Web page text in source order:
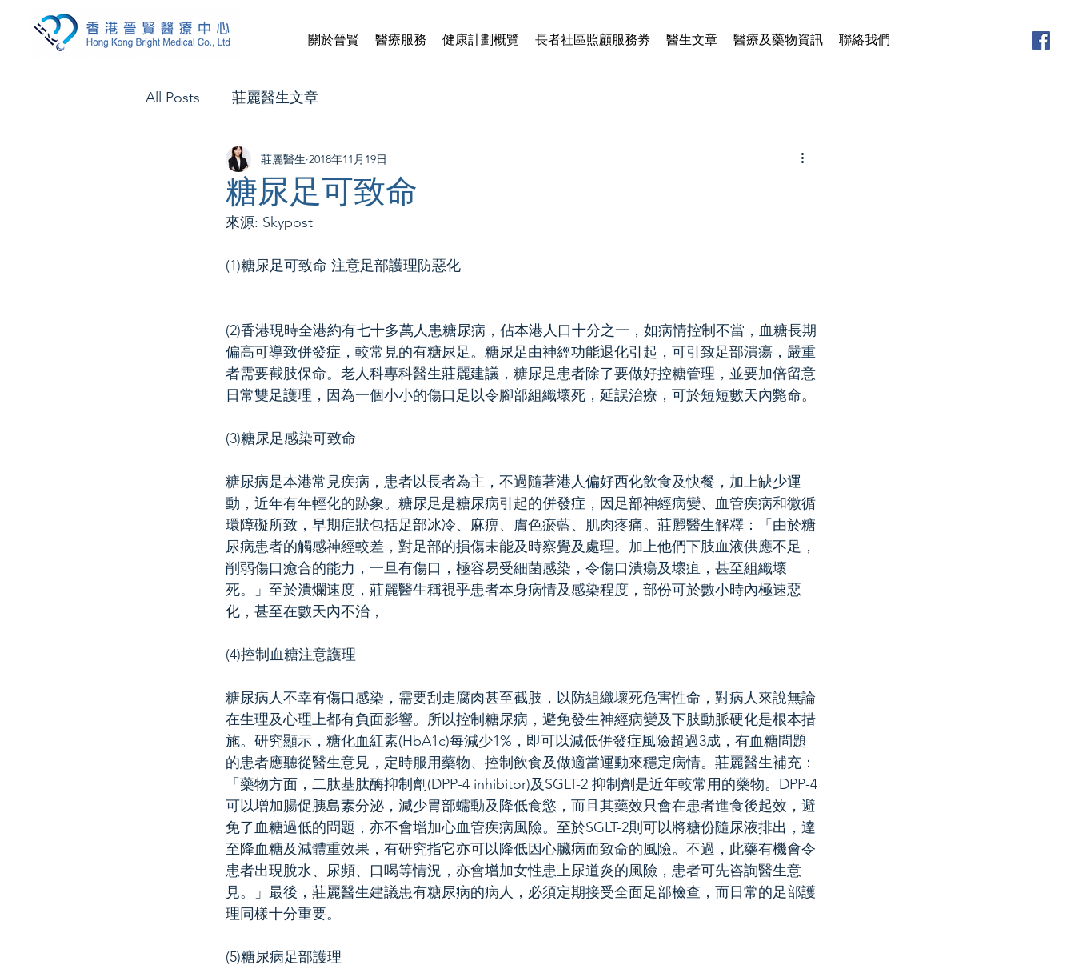
關於晉賢 醫療服務 健康計劃概覽 長者社區照顧服務劵 醫生文章 醫療及藥物資訊 聯絡我們
All Posts 莊麗醫生文章
糖尿足可致命
莊麗醫生 2018年11月19日
來源: Skypost
(1)糖尿足可致命 注意足部護理防惡化
(2)香港現時全港約有七十多萬人患糖尿病，佔本港人口十分之一，如病情控制不當，血糖長期
偏高可導致併發症，較常見的有糖尿足。糖尿足由神經功能退化引起，可引致足部潰瘍，嚴重
者需要截肢保命。老人科專科醫生莊麗建議，糖尿足患者除了要做好控糖管理，並要加倍留意
日常雙足護理，因為一個小小的傷口足以令腳部組織壞死，延誤治療，可於短短數天內斃命。
(3)糖尿足感染可致命
糖尿病是本港常見疾病，患者以長者為主，不過隨著港人偏好西化飲食及快餐，加上缺少運
動，近年有年輕化的跡象。糖尿足是糖尿病引起的併發症，因足部神經病變、血管疾病和微循
環障礙所致，早期症狀包括足部冰冷、麻痹、膚色瘀藍、肌肉疼痛。莊麗醫生解釋：「由於糖
尿病患者的觸感神經較差，對足部的損傷未能及時察覺及處理。加上他們下肢血液供應不足，
削弱傷口癒合的能力，一旦有傷口，極容易受細菌感染，令傷口潰瘍及壞疽，甚至組織壞
死。」至於潰爛速度，莊麗醫生稱視乎患者本身病情及感染程度，部份可於數小時內極速惡
化，甚至在數天內不治，
(4)控制血糖注意護理
糖尿病人不幸有傷口感染，需要刮走腐肉甚至截肢，以防組織壞死危害性命，對病人來說無論
在生理及心理上都有負面影響。所以控制糖尿病，避免發生神經病變及下肢動脈硬化是根本措
施。研究顯示，糖化血紅素(HbA1c)每減少1%，即可以減低併發症風險超過3成，有血糖問題
的患者應聽從醫生意見，定時服用藥物、控制飲食及做適當運動來穩定病情。莊麗醫生補充：
「藥物方面，二肽基肽酶抑制劑(DPP-4 inhibitor)及SGLT-2 抑制劑是近年較常用的藥物。DPP-4
可以增加腸促胰島素分泌，減少胃部蠕動及降低食慾，而且其藥效只會在患者進食後起效，避
免了血糖過低的問題，亦不會增加心血管疾病風險。至於SGLT-2則可以將糖份隨尿液排出，達
至降血糖及減體重效果，有研究指它亦可以降低因心臟病而致命的風險。不過，此藥有機會令
患者出現脫水、尿頻、口喝等情況，亦會增加女性患上尿道炎的風險，患者可先咨詢醫生意
見。」最後，莊麗醫生建議患有糖尿病的病人，必須定期接受全面足部檢查，而日常的足部護
理同樣十分重要。
(5)糖尿病足部護理